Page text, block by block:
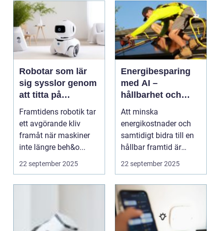
Robotar som lär
sig sysslor genom
att titta på
människor
Framtidens robotik tar
ett avgörande kliv
framåt när maskiner
inte längre beh&o...
22 september 2025
Energibesparing
med AI –
hållbarhet och
lägre avgifter
Att minska
energikostnader och
samtidigt bidra till en
hållbar framtid är
högaktuell...
22 september 2025